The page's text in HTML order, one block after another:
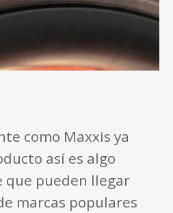
como Maxxis ya
así es algo
que pueden llegar
marcas populares